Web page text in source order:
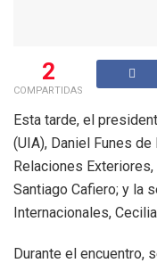
2
COMPARTIDAS
Esta tarde, el
(UIA), Daniel Funes
Relaciones
Santiago Cafiero; y la
Internacionales,
Durante el encuentro,